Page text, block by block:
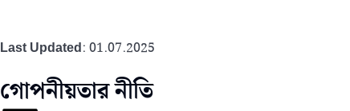
Last Updated: 01.07.2025
গোপনীয়তার নীতি